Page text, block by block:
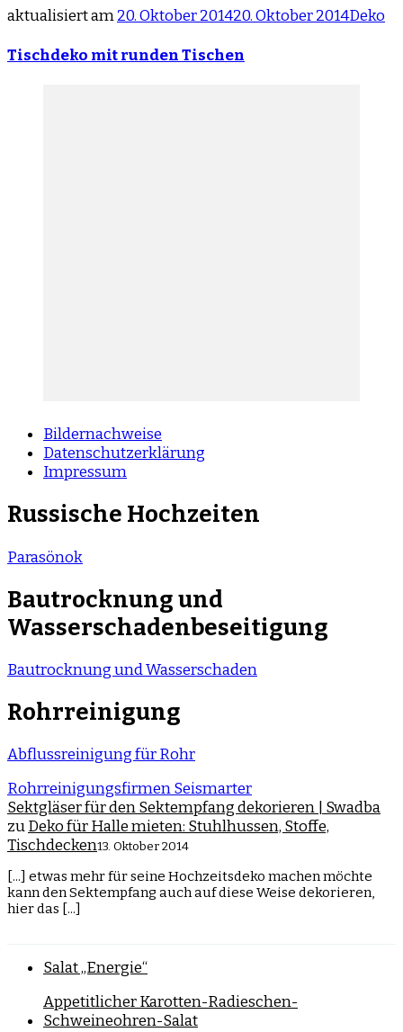
aktualisiert am20. Oktober 201420. Oktober 2014Deko
Tischdeko mit runden Tischen
Bildernachweise
Datenschutzerklärung
Impressum
Russische Hochzeiten
Parasönok
Bautrocknung und
Wasserschadenbeseitigung
Bautrocknung und Wasserschaden
Rohrreinigung
Abflussreinigung für Rohr
Rohrreinigungsfirmen Seismarter
Sektgläser für den Sektempfang dekorieren | Swadba
zuDeko für Halle mieten: Stuhlhussen, Stoffe,
Tischdecken13. Oktober 2014
[...] etwas mehr für seine Hochzeitsdeko machen möchte
kann den Sektempfang auch auf diese Weise dekorieren,
hier das [...]
Salat „Energie“
Appetitlicher Karotten-Radieschen-
Schweineohren-Salat